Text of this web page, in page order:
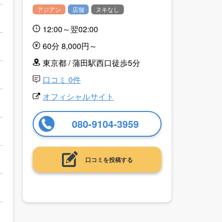
アジアン 店舗 ヌキなし
12:00～翌02:00
60分 8,000円～
東京都 / 蒲田駅西口徒歩5分
口コミ 0件
オフィシャルサイト
080-9104-3959
口コミを投稿する